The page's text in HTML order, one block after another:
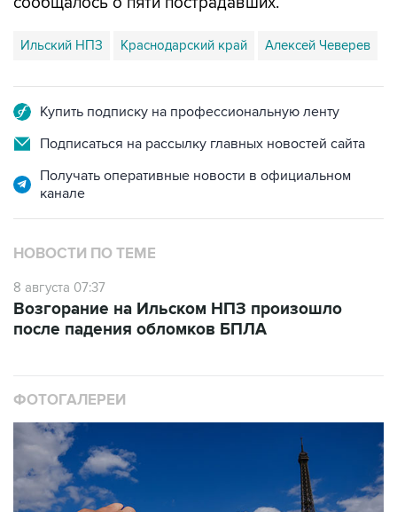
Ильский НПЗ Краснодарский край Алексей Чеверев
Подписаться на рассылку главных новостей сайта
Получать оперативные новости в официальном
НОВОСТИ ПО ТЕМЕ
8 августа 07:37
после падения обломков БПЛА